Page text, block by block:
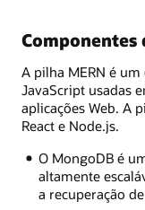
Componentes
A pilha MERN é
JavaScript usadas
aplicações Web. A
React e Node.js.
O MongoDB é
altamente
a recuperação